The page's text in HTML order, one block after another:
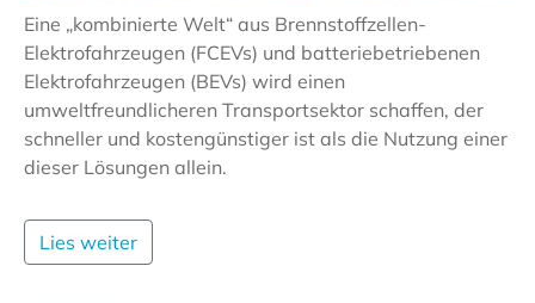
Eine „kombinierte Welt“ aus Brennstoffzellen-
Elektrofahrzeugen (FCEVs) und batteriebetriebenen
Elektrofahrzeugen (BEVs) wird einen
umweltfreundlicheren Transportsektor schaffen, der
schneller und kostengünstiger ist als die Nutzung einer
dieser Lösungen allein.
Lies weiter